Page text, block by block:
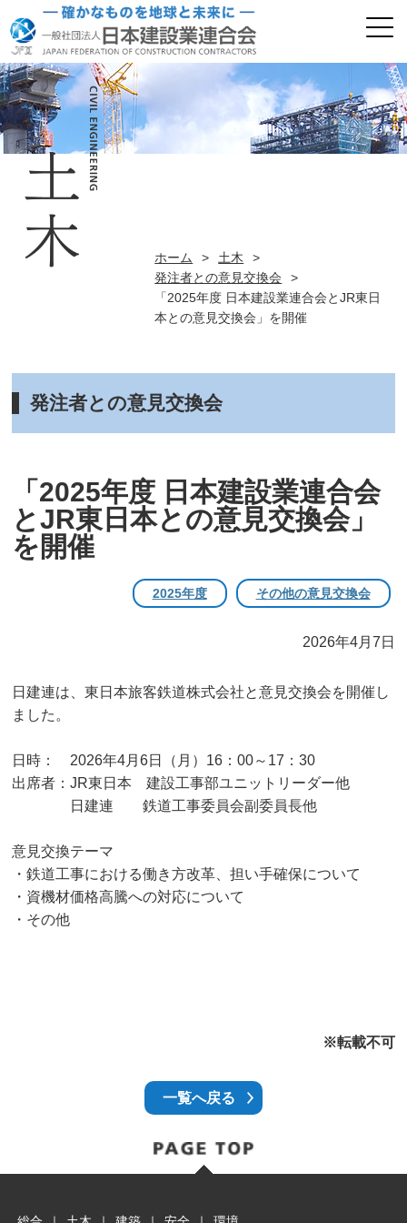
ホーム > 土木
>
発注者との意見交換会
>
「2025年度 日本建設業連合会とJR東日
本との意見交換会」を開催
発注者との意見交換会
「2025年度 日本建設業連合会
とJR東日本との意見交換会」
を開催
2025年度 その他の意見交換会
2026年4月7日
日建連は、東日本旅客鉄道株式会社と意見交換会を開催し
ました。
日時： 2026年4月6日（月）16：00～17：30
出席者：JR東日本 建設工事部ユニットリーダー他
日建連 鉄道工事委員会副委員長他
意見交換テーマ
・鉄道工事における働き方改革、担い手確保について
・資機材価格高騰への対応について
・その他
※転載不可
一覧へ戻る